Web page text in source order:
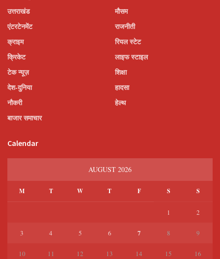
उत्तराखंड
एंटरटेनमेंट
क्राइम
क्रिकेट
टेक न्यूज़
देश-दुनिया
नौकरी
बाजार समाचार
मौसम
राजनीती
रियल स्टेट
लाइफ स्टाइल
शिक्षा
हादसा
हेल्थ
Calendar
AUGUST 2026
M T W T F S S
1 2
3 4 5 6 7 8 9
10 11 12 13 14 15 16